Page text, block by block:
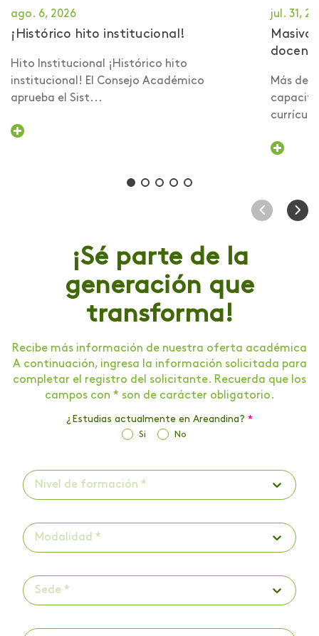
ago. 6, 2026
¡Histórico hito institucional!
Hito Institucional ¡Histórico hito
institucional! El Consejo Académico
aprueba el Sist...
jul. 31,
Más de
¡Sé parte de la
generación que
transforma!
Recibe más información de nuestra oferta académica
A continuación, ingresa la información solicitada para
completar el registro del solicitante. Recuerda que los
campos con * son de carácter obligatorio.
¿Estudias actualmente en Areandina? *
Si No
Nivel de formación *
Modalidad *
Sede *